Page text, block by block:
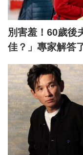
別害羞！60歲後
佳？」專家解答